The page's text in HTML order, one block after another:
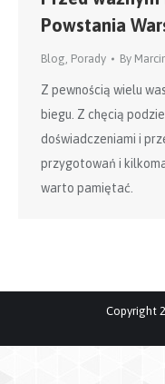
Powstania
Blog, Porady By
Z pewnością wielu
biegu. Z chęcią
doświadczeniami i
przygotowań i
warto pamiętać.
Copyright